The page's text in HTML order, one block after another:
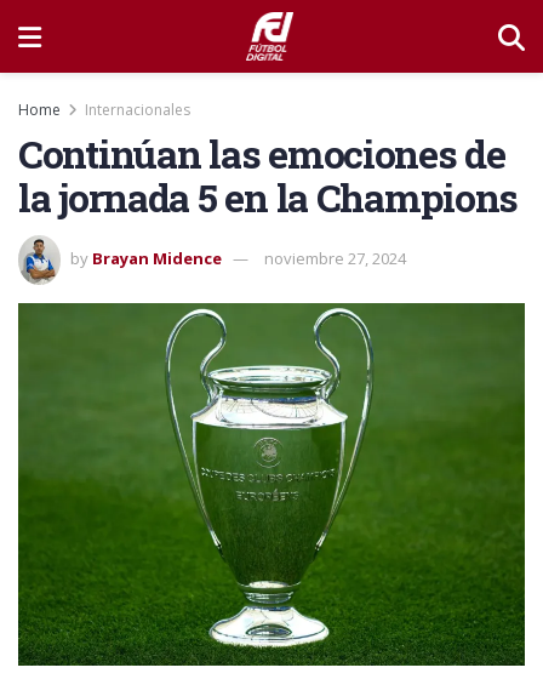
Home Internacionales
Continúan las emociones de
la jornada 5 en la Champions
by Brayan Midence noviembre 27, 2024